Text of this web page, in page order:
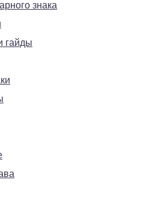
знака
гайды